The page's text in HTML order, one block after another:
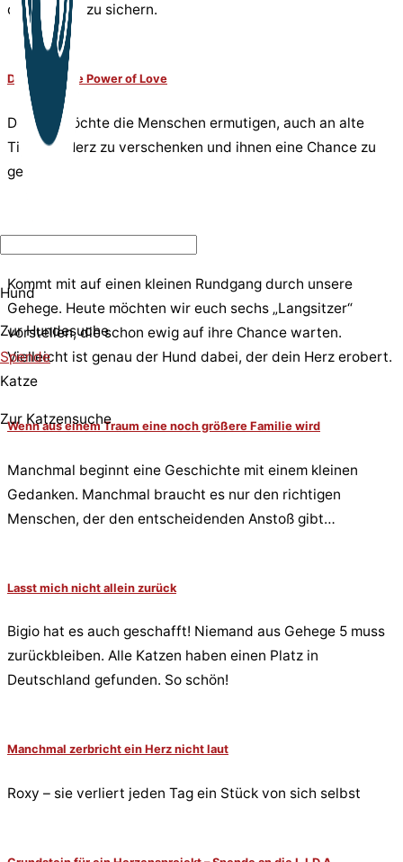
Hund
Zur Hundesuche
Spende
Katze
Zur Katzensuche
dieser Erde zu sichern.
Dolcina – The Power of Love
Dolcina möchte die Menschen ermutigen, auch an alte
Tiere ihr Herz zu verschenken und ihnen eine Chance zu
geben.
Aus klein wird groß!
Kommt mit auf einen kleinen Rundgang durch unsere
Gehege. Heute möchten wir euch sechs „Langsitzer“
vorstellen, die schon ewig auf ihre Chance warten.
Vielleicht ist genau der Hund dabei, der dein Herz erobert.
Wenn aus einem Traum eine noch größere Familie wird
Manchmal beginnt eine Geschichte mit einem kleinen
Gedanken. Manchmal braucht es nur den richtigen
Menschen, der den entscheidenden Anstoß gibt…
Lasst mich nicht allein zurück
Bigio hat es auch geschafft! Niemand aus Gehege 5 muss
zurückbleiben. Alle Katzen haben einen Platz in
Deutschland gefunden. So schön!
Manchmal zerbricht ein Herz nicht laut
Roxy – sie verliert jeden Tag ein Stück von sich selbst